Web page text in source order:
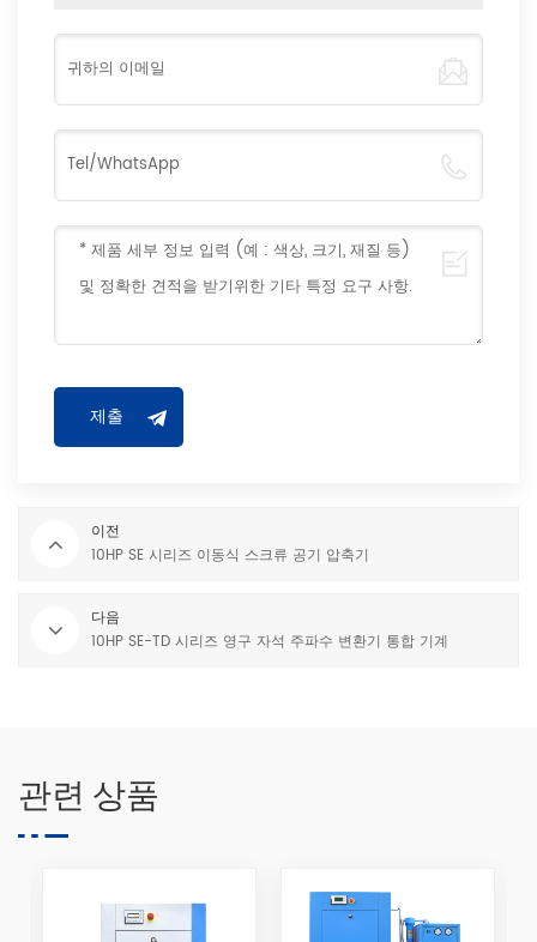
이전
10HP SE 시리즈 이동식 스크류 공기 압축기
다음
10HP SE-TD 시리즈 영구 자석 주파수 변환기 통합 기계
관련 상품